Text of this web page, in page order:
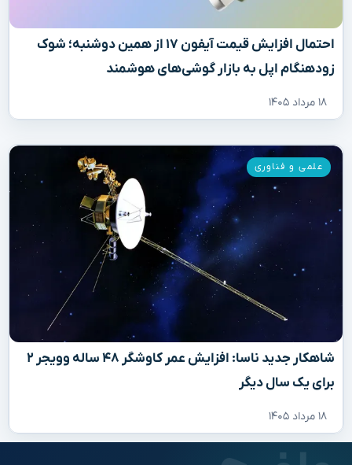
احتمال افزایش قیمت آیفون ۱۷ از همین دوشنبه؛ شوک
زودهنگام اپل به بازار گوشی‌های هوشمند
۱۸ مرداد ۱۴۰۵
شاهکار جدید ناسا: افزایش عمر کاوشگر ۴۸ ساله وویجر ۲
برای یک سال دیگر
۱۸ مرداد ۱۴۰۵
علمی و فناوری